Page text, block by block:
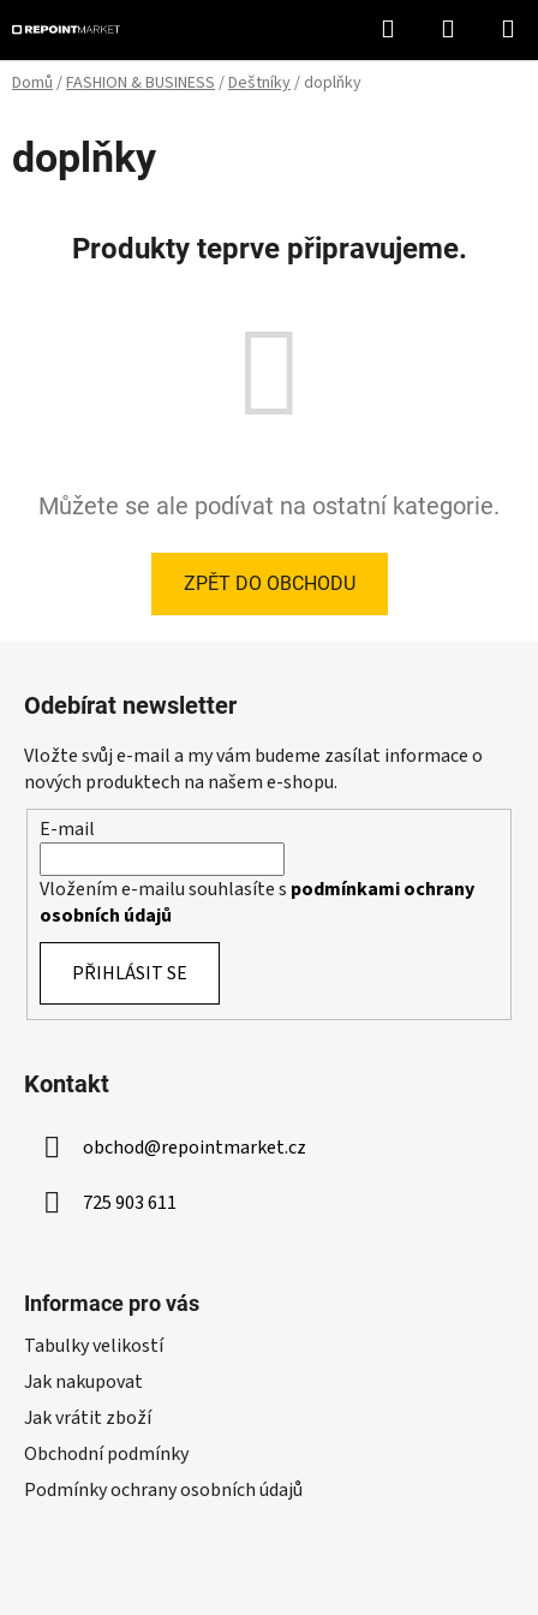
na
obsah
Hledat
KOŠÍK
Domů/FASHION & BUSINESS/Deštníky/ doplňky
doplňky
Produkty teprve připravujeme.
Můžete se ale podívat na ostatní kategorie.
ZPĚT DO OBCHODU
Odebírat newsletter
Vložte svůj e-mail a my vám budeme zasílat informace o
nových produktech na našem e-shopu.
E-mail
Vložením e-mailu souhlasíte s podmínkami ochrany
osobních údajů
PŘIHLÁSIT SE
Kontakt
obchod@repointmarket.cz
725 903 611
Informace pro vás
Tabulky velikostí
Jak nakupovat
Jak vrátit zboží
Obchodní podmínky
Podmínky ochrany osobních údajů